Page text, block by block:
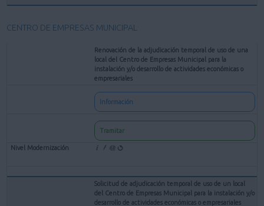
CENTRO DE EMPRESAS MUNICIPAL
Renovación de la adjudicación temporal de uso de una
local del Centro de Empresas Municipal para la
instalación y/o desarrollo de actividades económicas o
empresariales
Información
Tramitar
Solicitud de adjudicación temporal de uso de un local
del Centro de Empresas Municipal para la instalación y/o
desarrollo de actividades económicas o empresariales